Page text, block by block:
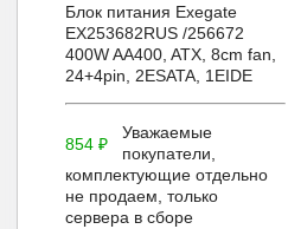
Блок питания Exegate
EX253682RUS /256672
400W AA400, ATX, 8cm fan,
24+4pin, 2ЕSATA, 1ЕIDE
854₽
Уважаемые
покупатели,
комплектующие отдельно
не продаем, только
сервера в сборе